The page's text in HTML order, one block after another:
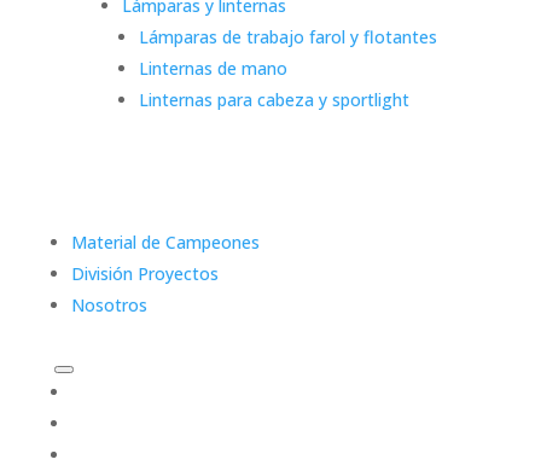
Lámparas y linternas
Lámparas de trabajo farol y flotantes
Linternas de mano
Linternas para cabeza y sportlight
Material de Campeones
División Proyectos
Nosotros